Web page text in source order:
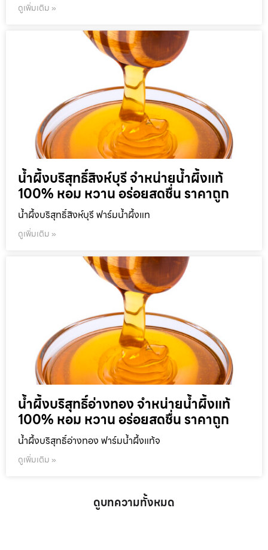
ดูเพิ่มเติม »
น้ำผึ้งบริสุทธิ์สิงห์บุรี จำหน่ายน้ำผึ้งแท้
100% หอม หวาน อร่อยสดชื่น ราคาถูก
น้ำผึ้งบริสุทธิ์สิงห์บุรี ฟาร์มน้ำผึ้งแท
ดูเพิ่มเติม »
น้ำผึ้งบริสุทธิ์อ่างทอง จำหน่ายน้ำผึ้งแท้
100% หอม หวาน อร่อยสดชื่น ราคาถูก
น้ำผึ้งบริสุทธิ์อ่างทอง ฟาร์มน้ำผึ้งแท้จ
ดูเพิ่มเติม »
ดูบทความทั้งหมด